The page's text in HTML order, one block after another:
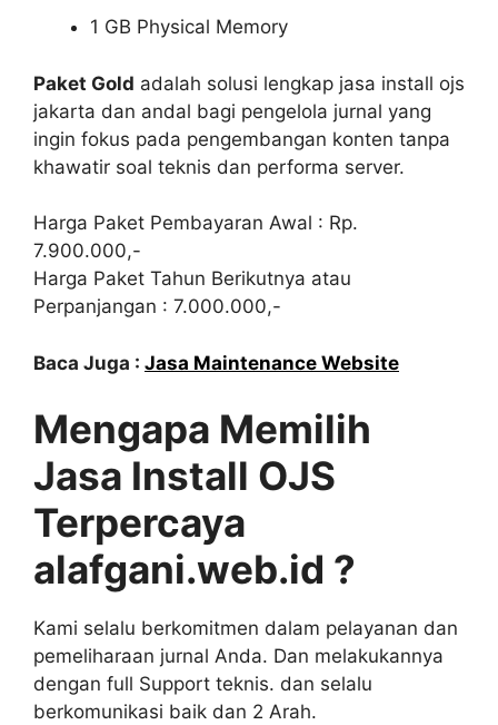
1 GB Physical Memory
Paket Gold adalah solusi lengkap jasa install ojs
jakarta dan andal bagi pengelola jurnal yang
ingin fokus pada pengembangan konten tanpa
khawatir soal teknis dan performa server.
Harga Paket Pembayaran Awal : Rp.
7.900.000,-
Harga Paket Tahun Berikutnya atau
Perpanjangan : 7.000.000,-
Baca Juga : Jasa Maintenance Website
Mengapa Memilih
Jasa Install OJS
Terpercaya
alafgani.web.id ?
Kami selalu berkomitmen dalam pelayanan dan
pemeliharaan jurnal Anda. Dan melakukannya
dengan full Support teknis. dan selalu
berkomunikasi baik dan 2 Arah.